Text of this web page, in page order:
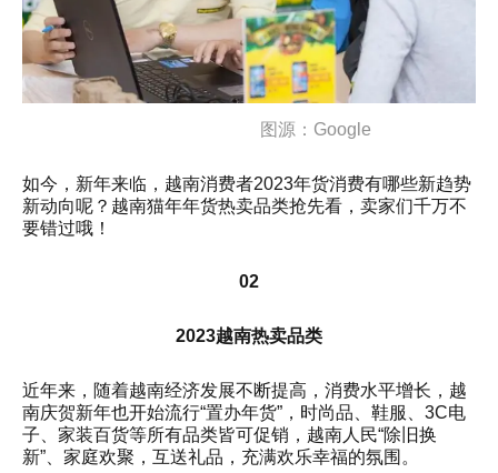
图源：Google
如今，新年来临，越南消费者2023年货消费有哪些新趋势
新动向呢？越南猫年年货热卖品类抢先看，卖家们千万不
要错过哦！
02
2023越南热卖品类
近年来，随着越南经济发展不断提高，消费水平增长，越
南庆贺新年也开始流行“置办年货”，时尚品、鞋服、3C电
子、家装百货等所有品类皆可促销，越南人民“除旧换
新”、家庭欢聚，互送礼品，充满欢乐幸福的氛围。